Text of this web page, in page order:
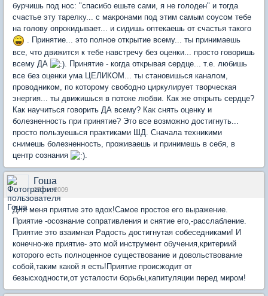
бурчишь под нос: "спасибо ешьте сами, я не голоден" и тогда
счастье эту тарелку... с макронами под этим самым соусом тебе
на голову опрокидывает... и сидишь оптекаешь от счастья такого
. Принятие... это полное открытие всему... ты принимаешь
все, что движится к тебе навстречу без оценки... просто говоришь
всему ДА
. Принятие - когда открывая сердце... т.е. любишь
все без оценки ума ЦЕЛИКОМ... ты становишься каналом,
проводником, по которому свободно циркулирует творческая
энергия... ты движишься в потоке любви. Как же открыть сердце?
Как научиться говорить ДА всему? Как снять оценку и
болезненность при принятие? Это все возможно достигнуть...
просто пользуешься практиками ШД. Сначала техникими
снимешь болезненность, проживаешь и принимешь в себя, в
центр сознания
Гоша
27 окт 2009
Для меня приятие это вдох!Самое простое его выражение.
Приятие -осознание сопративления и снятие его,-расслабление.
Приятие это взаимная Радость достигнутая собеседниками! И
конечно-же приятие- это мой инструмент обучения,критериий
которого есть полноценное существование и довольствование
собой,таким какой я есть!Приятие происжодит от
безысходности,от усталости борьбы,капитуляции перед миром!